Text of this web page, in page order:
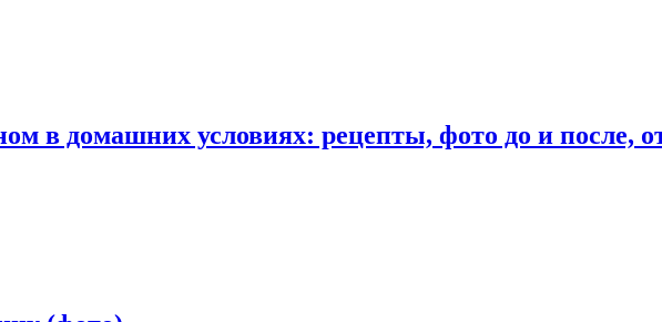
в домашних условиях: рецепты, фото до и после,